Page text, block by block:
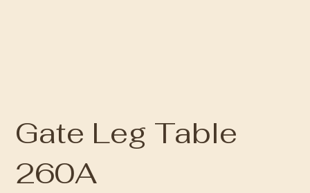
Gate Leg Table
260A